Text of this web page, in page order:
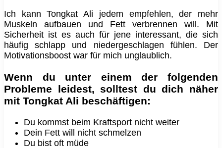
Ich kann Tongkat Ali jedem empfehlen, der mehr
Muskeln aufbauen und Fett verbrennen will. Mit
Sicherheit ist es auch für jene interessant, die sich
häufig schlapp und niedergeschlagen fühlen. Der
Motivationsboost war für mich unglaublich.
Wenn du unter einem der folgenden
Probleme leidest, solltest du dich näher
mit Tongkat Ali beschäftigen:
Du kommst beim Kraftsport nicht weiter
Dein Fett will nicht schmelzen
Du bist oft müde